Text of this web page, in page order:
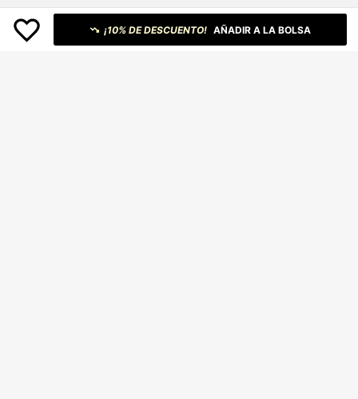
¡10% DE DESCUENTO! AÑADIR A LA BOLSA